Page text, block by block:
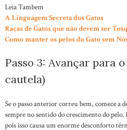
Leia Tambem
A Linguagem Secreta dos Gatos
Raças de Gatos que não devem ser
Como manter os pelos do Gato sem
Passo 3: Avançar para
cautela)
Se o passo anterior correu bem, comece a
sempre no sentido do crescimento do pelo.
pois isso causa um enorme desconforto